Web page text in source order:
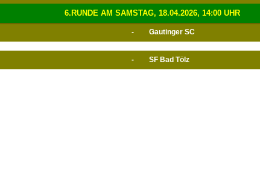
6.RUNDE AM SAMSTAG, 18.04.2026, 14:00 UHR
- Gautinger SC
- SF Bad Tölz